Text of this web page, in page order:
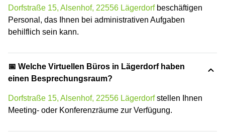
Dorfstraße 15, Alsenhof, 22556 Lägerdorfbeschäftigen
Personal, das Ihnen bei administrativen Aufgaben
behilflich sein kann.
📅 Welche Virtuellen Büros in Lägerdorf haben
einen Besprechungsraum?
Dorfstraße 15, Alsenhof, 22556 Lägerdorfstellen Ihnen
Meeting- oder Konferenzräume zur Verfügung.